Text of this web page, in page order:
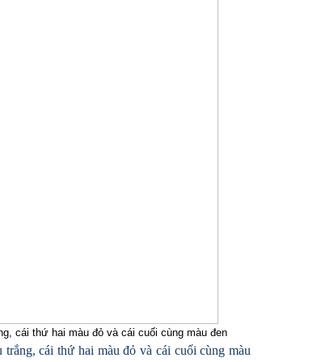
cái thứ hai màu đỏ và cái cuối cùng màu đen
cái thứ hai màu đỏ và cái cuối cùng màu